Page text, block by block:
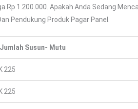
Rp 1.200.000. Apakah Anda Sedang
Pendukung Produk Pagar Panel.
Jumlah Susun- Mutu
225
225